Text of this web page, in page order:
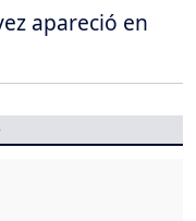
apareció en